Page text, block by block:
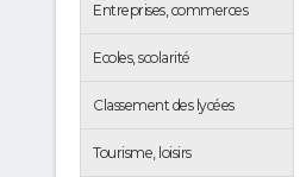
Entreprises, commerces
Ecoles, scolarité
Classement des lycées
Tourisme, loisirs